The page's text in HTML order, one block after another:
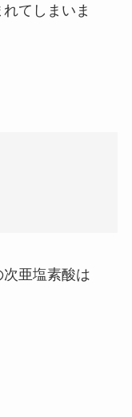
てしまいま
亜塩素酸は